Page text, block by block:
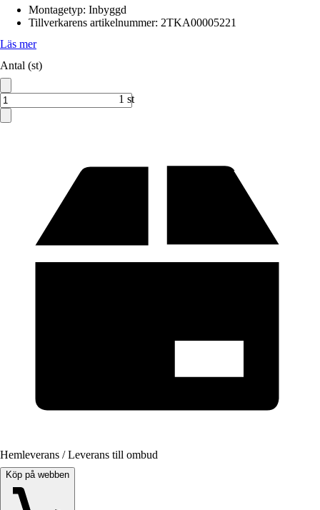
Montagetyp: Inbyggd
Tillverkarens artikelnummer: 2TKA00005221
Läs mer
Antal (st)
1 st
Hemleverans / Leverans till ombud
Köp på webben